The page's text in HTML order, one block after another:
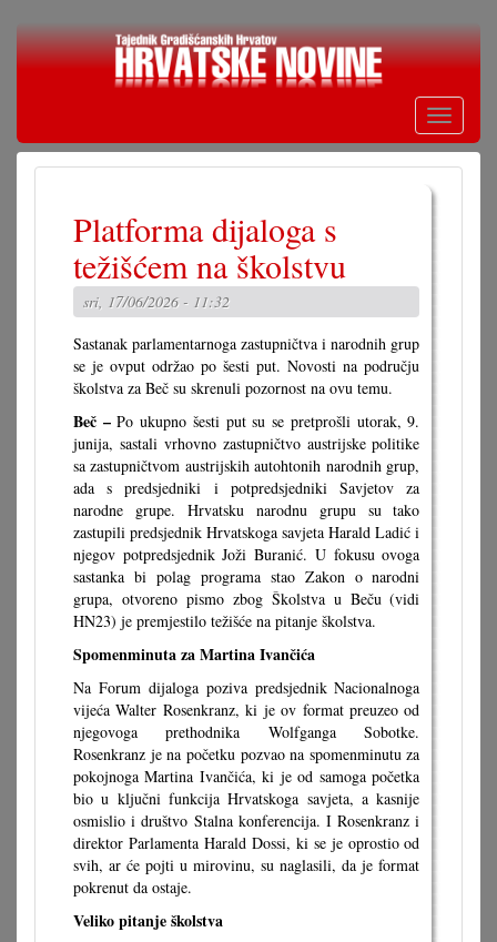
Skoči
Toggle
Platforma dijaloga s
težišćem na školstvu
sri, 17/06/2026 - 11:32
Sastanak parlamentarnoga zastupničtva i narodnih grup
se je ovput održao po šesti put. Novosti na području
školstva za Beč su skrenuli pozornost na ovu temu.
Beč –Po ukupno šesti put su se pretprošli utorak, 9.
junija, sastali vrhovno zastupničtvo austrijske politike
sa zastupničtvom austrijskih autohtonih narodnih grup,
ada s predsjedniki i potpredsjedniki Savjetov za
narodne grupe. Hrvatsku narodnu grupu su tako
zastupili predsjednik Hrvatskoga savjeta Harald Ladić i
njegov potpredsjednik Joži Buranić. U fokusu ovoga
sastanka bi polag programa stao Zakon o narodni
grupa, otvoreno pismo zbog Školstva u Beču (vidi
HN23) je premjestilo težišće na pitanje školstva.
Spomenminuta za Martina Ivančića
Na Forum dijaloga poziva predsjednik Nacionalnoga
vijeća Walter Rosenkranz, ki je ov format preuzeo od
njegovoga prethodnika Wolfganga Sobotke.
Rosenkranz je na početku pozvao na spomenminutu za
pokojnoga Martina Ivančića, ki je od samoga početka
bio u ključni funkcija Hrvatskoga savjeta, a kasnije
osmislio i društvo Stalna konferencija. I Rosenkranz i
direktor Parlamenta Harald Dossi, ki se je oprostio od
svih, ar će pojti u mirovinu, su naglasili, da je format
pokrenut da ostaje.
Veliko pitanje školstva